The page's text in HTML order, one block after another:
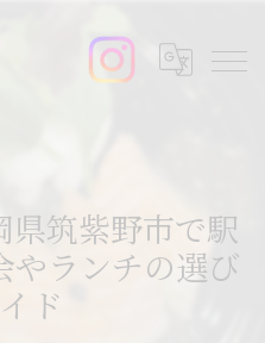
県筑紫野市で駅
やランチの選び
ド